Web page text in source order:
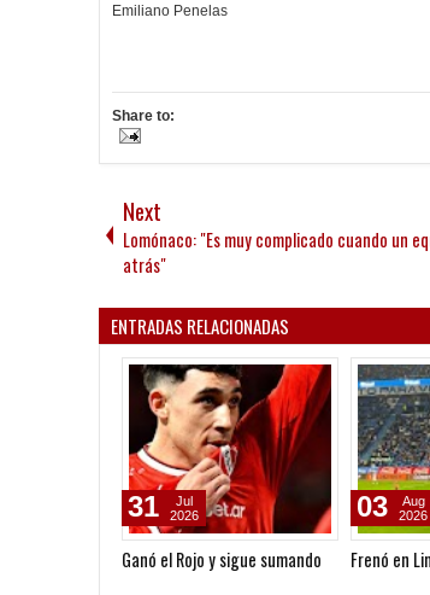
Emiliano Penelas
Share to:
Next
Lomónaco: "Es muy complicado cuando un
atrás"
ENTRADAS RELACIONADAS
Ganó el Rojo y sigue sumando
31
Jul
2026
Frenó en
03
Aug
2026